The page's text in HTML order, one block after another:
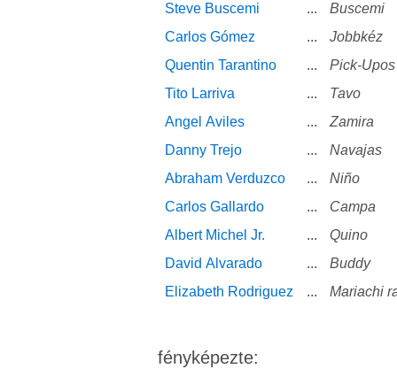
Steve Buscemi
...
Buscemi
Carlos Gómez
...
Jobbkéz
Quentin Tarantino
...
Pick-
Tito Larriva
...
Tavo
Angel Aviles
...
Zamira
Danny Trejo
...
Navajas
Abraham Verduzco
...
Niño
Carlos Gallardo
...
Campa
Albert Michel Jr.
...
Quino
David Alvarado
...
Buddy
Elizabeth Rodriguez
... Mariachi
fényképezte: